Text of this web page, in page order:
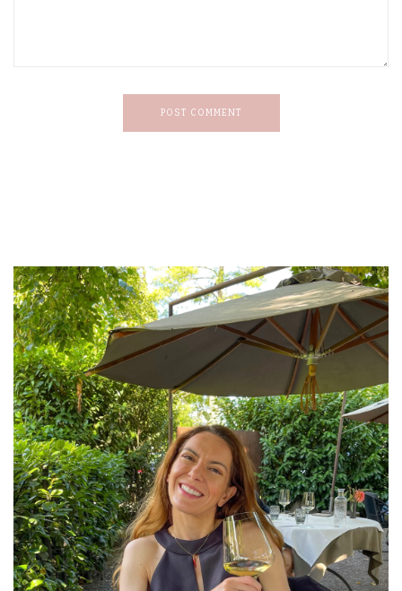
POST COMMENT